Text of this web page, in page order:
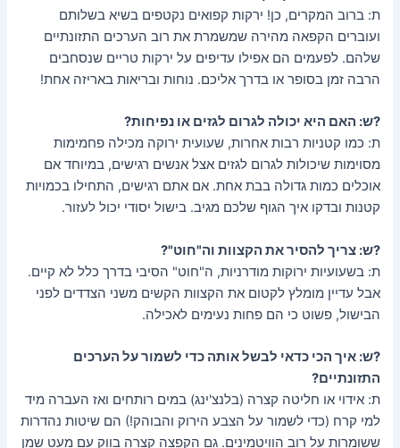
ת: ברוב המקרים, כן! ירקות קפואים נקטפים בשיא בשלותם
ועוברים הקפאה מהירה שמשמרת את רוב הערכים התזונתיים
שלהם. לפעמים הם אפילו עדיפים על ירקות טריים שנסחבים
הרבה זמן בסופר או בדרך אליכם. נוחות ובריאות באריזה אחת!
?ש: האם היא יכולה לגרום לגזים או נפיחות?
ת: כמו קטניות רבות אחרות, שעועית ירוקה מכילה פחמימות
מסוימות שיכולות לגרום לגזים אצל אנשים רגישים, במיוחד אם
אוכלים כמות גדולה בבת אחת. אם אתם רגישים, התחילו בכמויות
קטנות ובדקו איך הגוף שלכם מגיב. בישול יסודי יכול לעזור.
?ש: צריך להסיר את הקצוות וה"חוט"?
ת: בשעועיות ירוקות מודרניות, ה"חוט" הסיבי בדרך כלל לא קיים.
אבל עדיין מומלץ לקטום את הקצוות הקשים משני הצדדים לפני
הבישול, פשוט כי הם פחות נעימים לאכילה.
?ש: איך הכי כדאי לבשל אותה כדי לשמור על הערכים
התזונתיים?
ת: אידוי או חליטה קצרה (בלנצ'ינג) במים רותחים ואז העברה מיד
למי קרח (כדי לשמור על הצבע הירוק והבוהק!) הם שיטות נהדרות
ששומרות על רוב הוויטמינים. גם הקפצה קצרה בווק עם מעט שמן